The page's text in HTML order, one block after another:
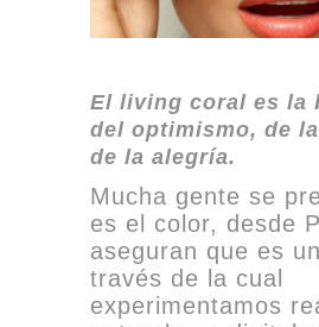
El living coral es la
del optimismo, de
de la alegría.
Mucha gente se
es el color, desde
aseguran que es
través de la cual
experimentamos